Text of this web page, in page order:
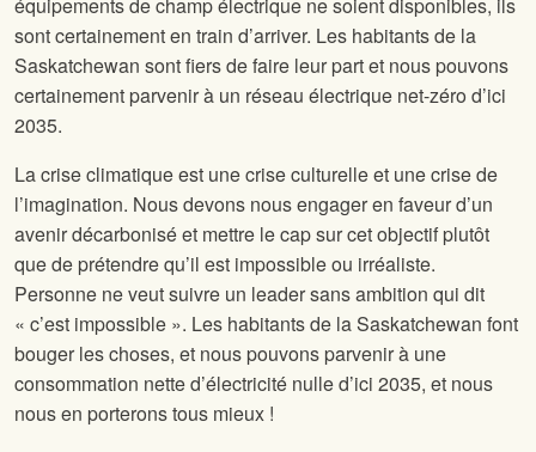
équipements de champ électrique ne soient disponibles, ils
sont certainement en train d’arriver. Les habitants de la
Saskatchewan sont fiers de faire leur part et nous pouvons
certainement parvenir à un réseau électrique net-zéro d’ici
2035.
La crise climatique est une crise culturelle et une crise de
l’imagination. Nous devons nous engager en faveur d’un
avenir décarbonisé et mettre le cap sur cet objectif plutôt
que de prétendre qu’il est impossible ou irréaliste.
Personne ne veut suivre un leader sans ambition qui dit
« c’est impossible ». Les habitants de la Saskatchewan font
bouger les choses, et nous pouvons parvenir à une
consommation nette d’électricité nulle d’ici 2035, et nous
nous en porterons tous mieux !